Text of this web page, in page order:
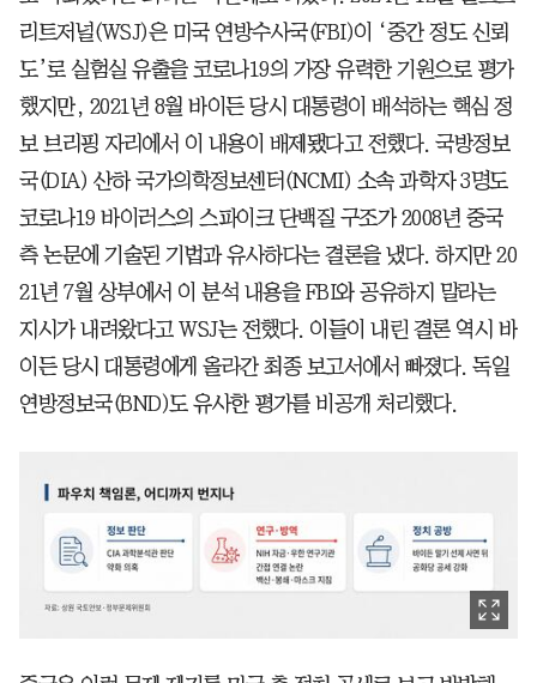
리트저널(WSJ)은 미국 연방수사국(FBI)이 ‘중간 정도 신뢰
도’로 실험실 유출을 코로나19의 가장 유력한 기원으로 평가
했지만, 2021년 8월 바이든 당시 대통령이 배석하는 핵심 정
보 브리핑 자리에서 이 내용이 배제됐다고 전했다. 국방정보
국(DIA) 산하 국가의학정보센터(NCMI) 소속 과학자 3명도
코로나19 바이러스의 스파이크 단백질 구조가 2008년 중국
측 논문에 기술된 기법과 유사하다는 결론을 냈다. 하지만 20
21년 7월 상부에서 이 분석 내용을 FBI와 공유하지 말라는
지시가 내려왔다고 WSJ는 전했다. 이들이 내린 결론 역시 바
이든 당시 대통령에게 올라간 최종 보고서에서 빠졌다. 독일
연방정보국(BND)도 유사한 평가를 비공개 처리했다.